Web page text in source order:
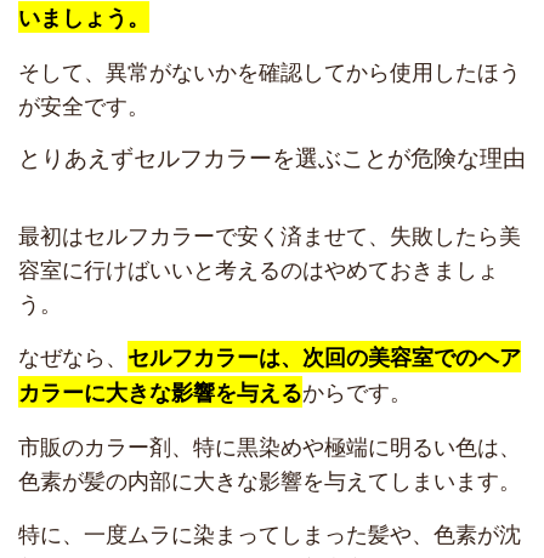
いましょう。
そして、異常がないかを確認してから使用したほう
が安全です。
とりあえずセルフカラーを選ぶことが危険な理由
最初はセルフカラーで安く済ませて、失敗したら美
容室に行けばいいと考えるのはやめておきましょ
う。
なぜなら、 セルフカラーは、次回の美容室でのヘア
カラーに大きな影響を与えるからです。
市販のカラー剤、特に黒染めや極端に明るい色は、
色素が髪の内部に大きな影響を与えてしまいます。
特に、一度ムラに染まってしまった髪や、色素が沈